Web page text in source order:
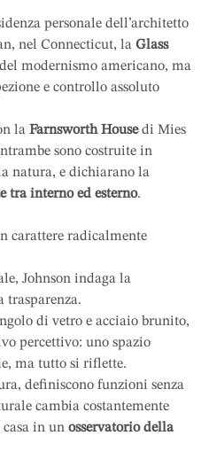
personale dell’architetto
nel Connecticut, la Glass
modernismo americano, ma
e controllo assoluto
la Farnsworth Housedi Mies
sono costruite in
natura, e dichiarano la
tra interno ed esterno.
carattere radicalmente
Johnson indaga la
trasparenza.
di vetro e acciaio brunito,
percettivo: uno spazio
ma tutto si riflette.
definiscono funzioni senza
cambia costantemente
casa in un osservatorio della